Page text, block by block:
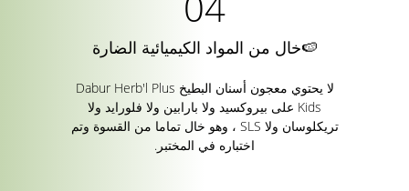
🍉خال من المواد الكيميائية الضارة
لا يحتوي معجون أسنان البطيخ Dabur Herb'l Plus
Kids على بيروكسيد ولا بارابين ولا فلورايد ولا
تريكلوسان ولا SLS ، وهو خال تماما من القسوة وتم
اختباره في المختبر.